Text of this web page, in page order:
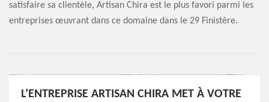
satisfaire sa clientèle, Artisan Chira est le plus favori parmi les
entreprises œuvrant dans ce domaine dans le 29 Finistère.
L’ENTREPRISE ARTISAN CHIRA MET À VOTRE